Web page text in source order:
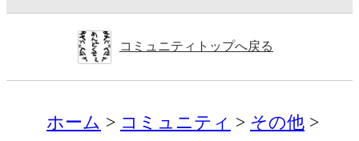
コミュニティトップへ戻る
ホーム コミュニティ
その他